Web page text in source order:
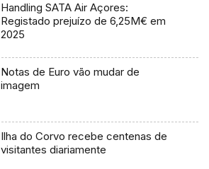
Handling SATA Air Açores:
Registado prejuízo de 6,25M€ em
2025
Notas de Euro vão mudar de
imagem
Ilha do Corvo recebe centenas de
visitantes diariamente